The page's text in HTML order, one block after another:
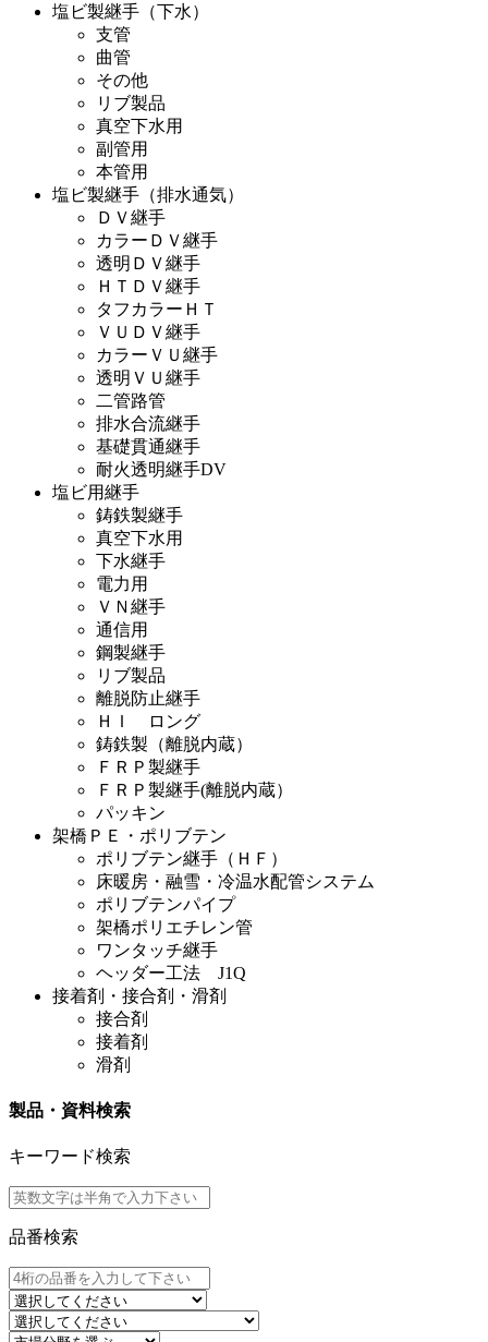
塩ビ製継手（下水）
支管
曲管
その他
リブ製品
真空下水用
副管用
本管用
塩ビ製継手（排水通気）
ＤＶ継手
カラーＤＶ継手
透明ＤＶ継手
ＨＴＤＶ継手
タフカラーＨＴ
ＶＵＤＶ継手
カラーＶＵ継手
透明ＶＵ継手
二管路管
排水合流継手
基礎貫通継手
耐火透明継手DV
塩ビ用継手
鋳鉄製継手
真空下水用
下水継手
電力用
ＶＮ継手
通信用
鋼製継手
リブ製品
離脱防止継手
ＨＩ ロング
鋳鉄製（離脱内蔵）
ＦＲＰ製継手
ＦＲＰ製継手(離脱内蔵）
パッキン
架橋ＰＥ・ポリブテン
ポリブテン継手（ＨＦ）
床暖房・融雪・冷温水配管システム
ポリブテンパイプ
架橋ポリエチレン管
ワンタッチ継手
ヘッダー工法 J1Q
接着剤・接合剤・滑剤
接合剤
接着剤
滑剤
製品・資料検索
キーワード検索
品番検索